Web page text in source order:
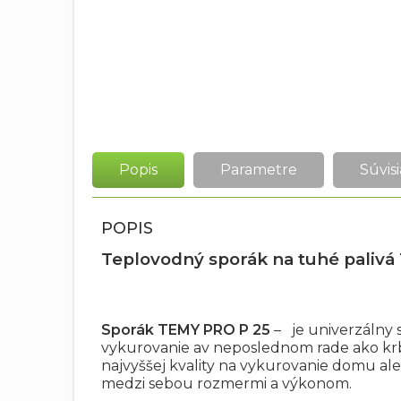
Popis Parametre
POPIS
Teplovodný sporák na tuhé palivá
Sporák TEMY PRO P 25 – je univerzálny
vykurovanie av neposlednom rade ako
najvyššej kvality na vykurovanie domu
medzi sebou rozmermi a výkonom.